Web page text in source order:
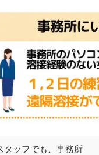
タッフでも、事務所